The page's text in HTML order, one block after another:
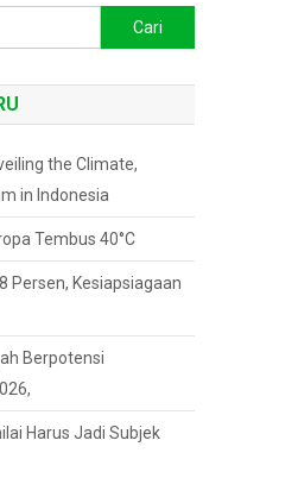
untuk:
the Climate,
in Indonesia
Tembus 40°C
Persen, Kesiapsiagaan
Berpotensi
Harus Jadi Subjek